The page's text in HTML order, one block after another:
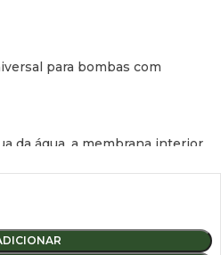
para bombas com
da água, a membrana interior